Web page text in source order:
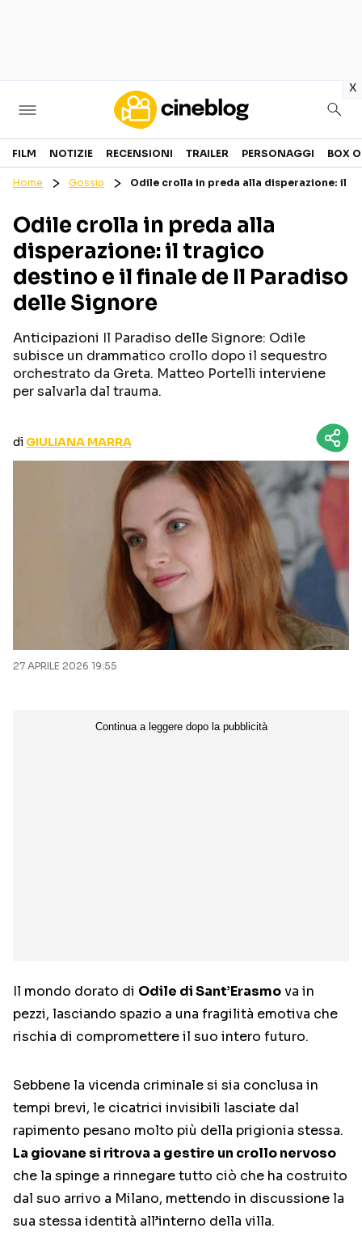
x
Cinema
GENERI
PERSONAGGI
CANALI STREAMING
Categorie
NOTIZIE
CURIOSITÀ
TRAILER
BOX OFFICE
Seguici sui social
FILM NOTIZIE RECENSIONI TRAILER PERSONAGGI BOX
Home Gossip Odile crolla in preda alla disperazione: il
Odile crolla in preda alla
disperazione: il tragico
destino e il finale de Il Paradiso
delle Signore
Anticipazioni Il Paradiso delle Signore: Odile
subisce un drammatico crollo dopo il sequestro
orchestrato da Greta. Matteo Portelli interviene
per salvarla dal trauma.
di GIULIANA MARRA
27 APRILE 2026 19:55
Il mondo dorato di Odile di Sant’Erasmova in
pezzi, lasciando spazio a una fragilità emotiva che
rischia di compromettere il suo intero futuro.
Sebbene la vicenda criminale si sia conclusa in
tempi brevi, le cicatrici invisibili lasciate dal
rapimento pesano molto più della prigionia stessa.
La giovane si ritrova a gestire un crollo nervoso
che la spinge a rinnegare tutto ciò che ha costruito
dal suo arrivo a Milano, mettendo in discussione la
sua stessa identità all’interno della villa.